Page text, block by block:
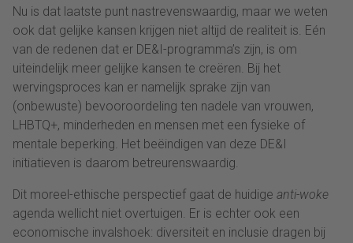
Nu is dat laatste punt nastrevenswaardig, maar we weten
ook dat gelijke kansen krijgen niet altijd de realiteit is. Eén
van de redenen dat er DE&I-programma’s zijn, is om
uiteindelijk meer gelijke kansen te creëren. Bij het
wervingsproces kan er namelijk sprake zijn van
(onbewuste) bevooroordeling ten nadele van vrouwen,
LHBTQ+, minderheden en mensen met een fysieke of
mentale beperking. Het beëindigen van deze DE&I
initiatieven is daarom betreurenswaardig.
Dit moreel-ethische perspectief gaat de huidige anti-woke
agenda wellicht niet overtuigen. Er is echter ook een
economische invalshoek: diversiteit en inclusie dragen bij